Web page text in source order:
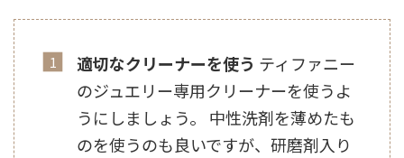
適切なクリーナーを使う ティファニー
のジュエリー専用クリーナーを使うよ
うにしましょう。 中性洗剤を薄めたも
のを使うのも良いですが、研磨剤入り